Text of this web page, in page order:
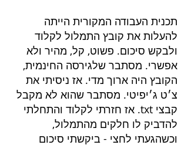
תכנית העבודה המקורית הייתה
להעלות את קובץ התמלול לקלוד
ולבקש סיכום. פשוט, קל, מהיר ולא
אפשרי. מסתבר שלגירסה החינמית,
הקובץ היה ארוך מדי. אז ניסיתי את
צ׳ט ג׳יפיטי. מסתבר שהוא לא מקבל
קבצי txt. אז חזרתי לקלוד והתחלתי
להדביק לו חלקים מהתמלול,
וכשהגעתי לחצי - ביקשתי סיכום